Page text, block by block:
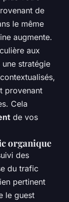
de
le même
augmente.
aux
stratégie
provenant
Cela
de vos
organique
des
du trafic
pertinent
le guest